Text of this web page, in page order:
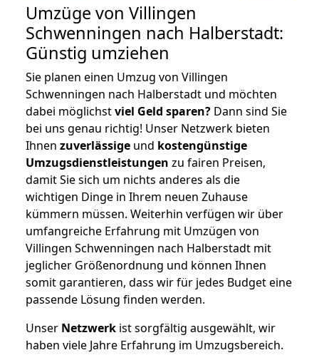
Umzüge von Villingen
Schwenningen nach Halberstadt:
Günstig umziehen
Sie planen einen Umzug von Villingen
Schwenningen nach Halberstadt und möchten
dabei möglichstviel Geld sparen? Dann sind Sie
bei uns genau richtig! Unser Netzwerk bieten
Ihnen zuverlässige und kostengünstige
Umzugsdienstleistungen zu fairen Preisen,
damit Sie sich um nichts anderes als die
wichtigen Dinge in Ihrem neuen Zuhause
kümmern müssen. Weiterhin verfügen wir über
umfangreiche Erfahrung mit Umzügen von
Villingen Schwenningen nach Halberstadt mit
jeglicher Größenordnung und können Ihnen
somit garantieren, dass wir für jedes Budget eine
passende Lösung finden werden.
Unser Netzwerk ist sorgfältig ausgewählt, wir
haben viele Jahre Erfahrung im Umzugsbereich.